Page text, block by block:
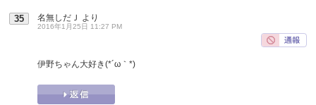
35 名無しだＪ より
2016年1月25日 11:27 PM
伊野ちゃん大好き(*´ω｀*)